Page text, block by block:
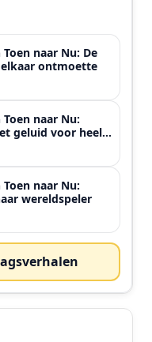
naar Nu: De
ontmoette
naar Nu:
geluid voor heel
naar Nu:
wereldspeler